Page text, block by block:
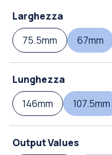
Larghezza
75.5mm
67mm
Lunghezza
146mm
107.5mm
Output Values